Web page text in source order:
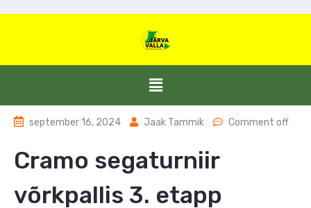
september 16, 2024 Jaak Tammik Comment off
Cramo segaturniir
võrkpallis 3. etapp